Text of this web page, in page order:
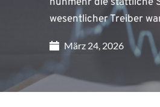
wesentlicher Treiber
März 24, 2026